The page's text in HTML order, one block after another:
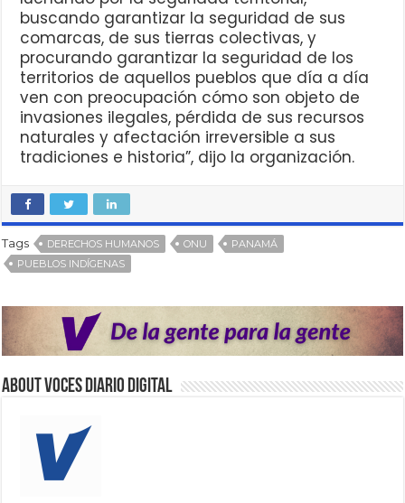
buscando garantizar la seguridad de sus
comarcas, de sus tierras colectivas, y
procurando garantizar la seguridad de los
territorios de aquellos pueblos que día a día
ven con preocupación cómo son objeto de
invasiones ilegales, pérdida de sus recursos
naturales y afectación irreversible a sus
tradiciones e historia”, dijo la organización.
Tags DERECHOS HUMANOS ONU
PANAMÁ
PUEBLOS INDÍGENAS
About VOCES Diario digital